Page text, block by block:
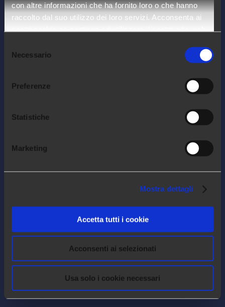
con altre informazioni che ha fornito loro o che hanno
raccolto dal suo utilizzo dei loro servizi. Acconsenta ai
nostri cookie se continua ad utilizzare il nostro sito web.
delNecessario
Preferenze
Statistiche
Marketing
Mostra dettagli
Accetta tutti i cookie
Acconsenti ai selezionati
Usa solo i cookie necessari
COMPANY
Contatti
LEGAL
Privacy Policy
Quality Policy